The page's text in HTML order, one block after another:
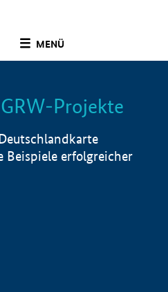
MENÜ
Info
Projekte
Beispiele erfolgreicher